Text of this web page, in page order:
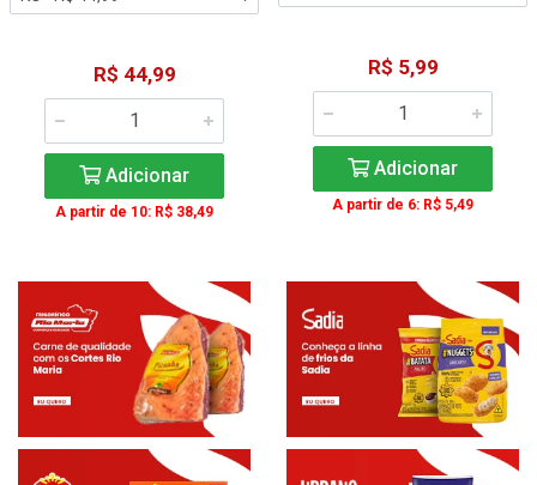
R$ 44,99
Adicionar
A partir de 10: R$ 38,49
R$ 5,99
Adicionar
A partir de 6: R$ 5,49